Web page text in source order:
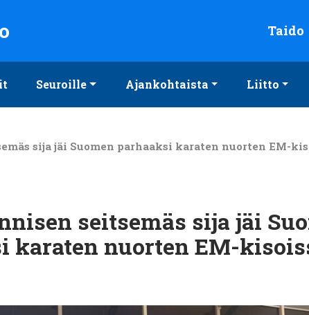
Taido
Seuroille Ajankohtaista Liitto
sija jäi Suomen parhaaksi karaten nuorten EM-
seitsemäs sija jäi
karaten nuorten EM-